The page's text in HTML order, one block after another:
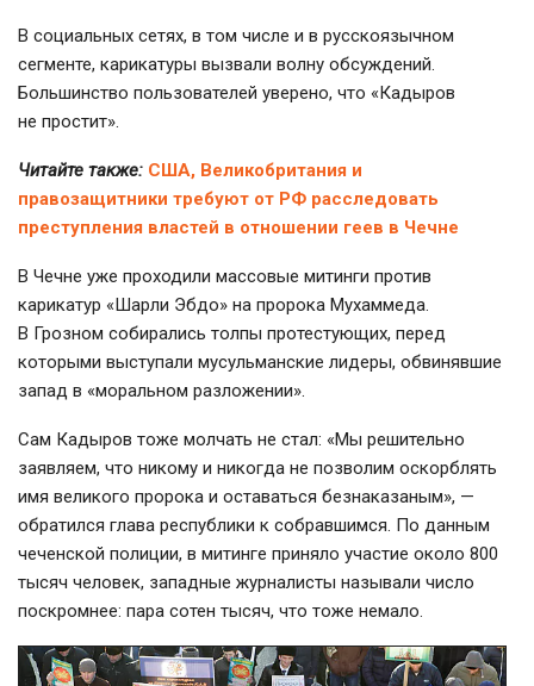
В социальных сетях, в том числе и в русскоязычном
сегменте, карикатуры вызвали волну обсуждений.
Большинство пользователей уверено, что «Кадыров
не простит».
Читайте также: США, Великобритания и
правозащитники требуют от РФ расследовать
преступления властей в отношении геев в Чечне
В Чечне уже проходили массовые митинги против
карикатур «Шарли Эбдо» на пророка Мухаммеда.
В Грозном собирались толпы протестующих, перед
которыми выступали мусульманские лидеры, обвинявшие
запад в «моральном разложении».
Сам Кадыров тоже молчать не стал: «Мы решительно
заявляем, что никому и никогда не позволим оскорблять
имя великого пророка и оставаться безнаказаным», —
обратился глава республики к собравшимся. По данным
чеченской полиции, в митинге приняло участие около 800
тысяч человек, западные журналисты называли число
поскромнее: пара сотен тысяч, что тоже немало.